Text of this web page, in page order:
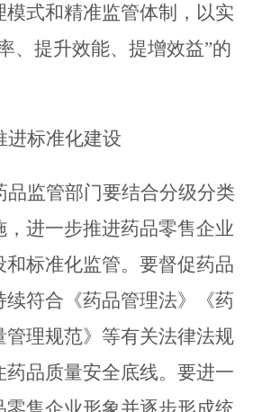
模式和精准监管体制，以实
、提升效能、提增效益”的
进标准化建设
品监管部门要结合分级分类
，进一步推进药品零售企业
和标准化监管。要督促药品
续符合《药品管理法》《药
管理规范》等有关法律法规
药品质量安全底线。要进一